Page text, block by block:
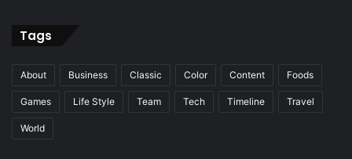
Tags
About Business Classic Color Content Foods
Games Life Style Team Tech Timeline Travel
World